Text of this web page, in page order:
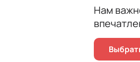
Нам